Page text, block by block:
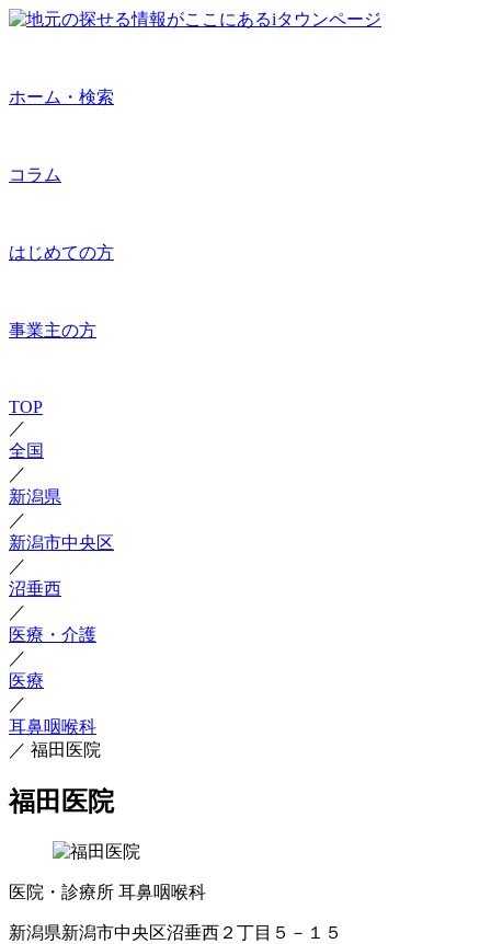
ホーム・検索
コラム
はじめての方
事業主の方
TOP
／
全国
／
新潟県
／
新潟市中央区
／
沼垂西
／
医療・介護
／
医療
／
耳鼻咽喉科
／ 福田医院
福田医院
医院・診療所 耳鼻咽喉科
新潟県新潟市中央区沼垂西２丁目５－１５